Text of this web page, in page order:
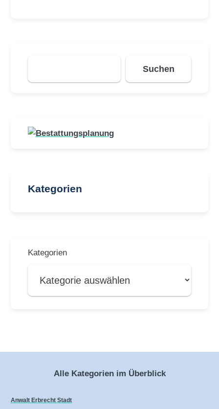
Suchen
Suchen
Kategorien
Kategorien
Alle Kategorien im Überblick
Anwalt Erbrecht Stadt